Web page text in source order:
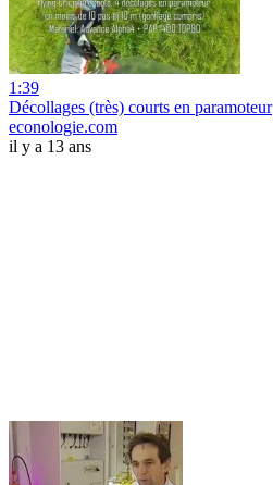
1:39
Décollages (très) courts en paramoteur
econologie.com
il y a 13 ans